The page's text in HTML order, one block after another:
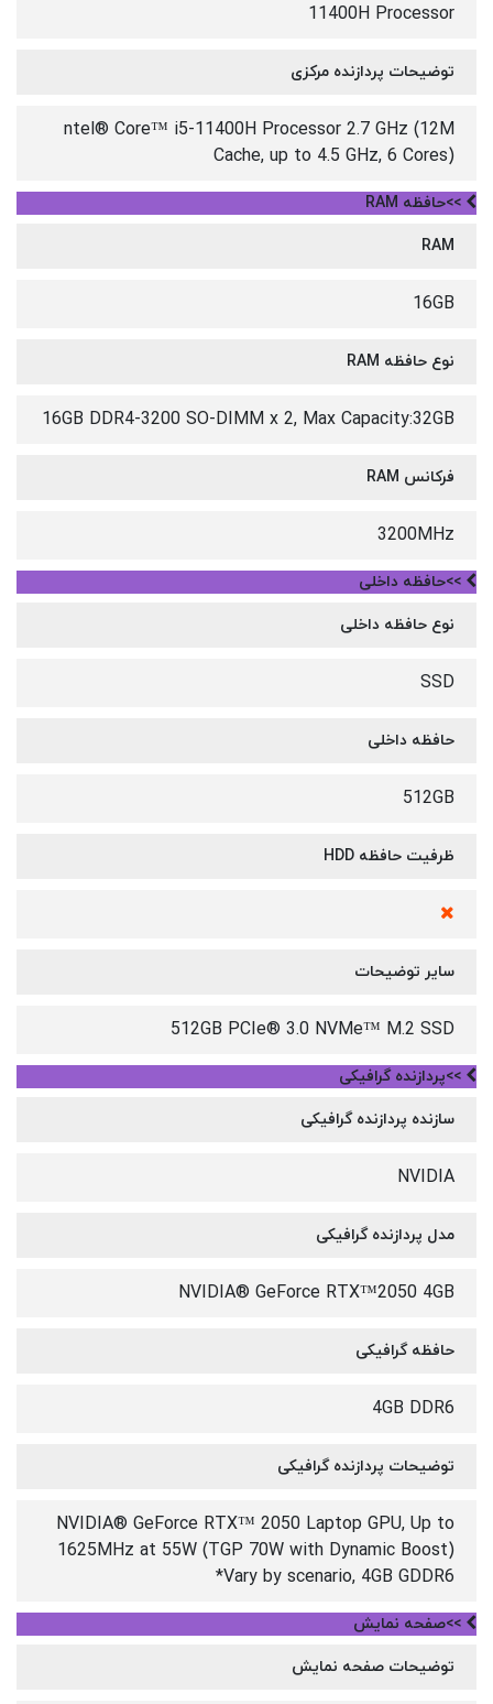
11400H Processor
توضیحات پردازنده مرکزی
ntel® Core™ i5-11400H Processor 2.7 GHz (12M
Cache, up to 4.5 GHz, 6 Cores)
>>حافظه RAM
RAM
16GB
نوع حافظه RAM
16GB DDR4-3200 SO-DIMM x 2, Max Capacity:32GB
فرکانس RAM
3200MHz
>>حافظه داخلی
نوع حافظه داخلی
SSD
حافظه داخلی
512GB
ظرفیت حافظه HDD
سایر توضیحات
512GB PCIe® 3.0 NVMe™ M.2 SSD
>>پردازنده گرافیکی
سازنده پردازنده گرافیکی
NVIDIA
مدل پردازنده گرافیکی
NVIDIA® GeForce RTX™2050 4GB
حافظه گرافیکی
4GB DDR6
توضیحات پردازنده گرافیکی
NVIDIA® GeForce RTX™ 2050 Laptop GPU, Up to
1625MHz at 55W (TGP 70W with Dynamic Boost)
*Vary by scenario, 4GB GDDR6
>>صفحه نمایش
توضیحات صفحه نمایش